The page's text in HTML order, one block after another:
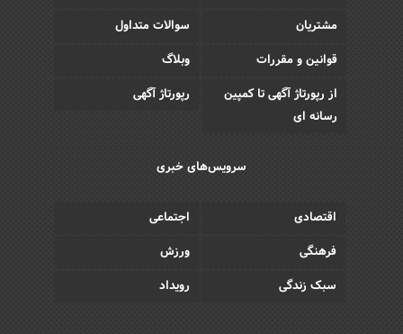
مشتریان
سوالات متداول
قوانین و مقررات
وبلاگ
از رپورتاژ آگهی تا کمپین
رسانه ای
رپورتاژ آگهی
سرویس‌های خبری
اقتصادی
اجتماعی
فرهنگی
ورزش
سبک زندگی
رویداد